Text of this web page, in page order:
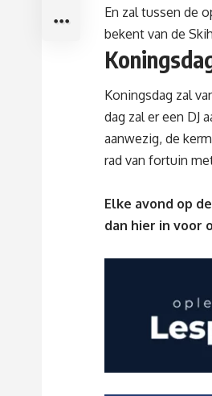
En zal tussen de
bekent van de
Koningsdag zal
dag zal er een DJ
aanwezig, de
rad van fortuin
Elke avond op
dan hier in voor